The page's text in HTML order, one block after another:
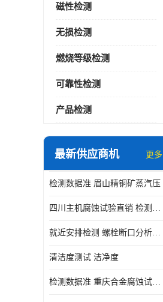
磁性检测
无损检测
燃烧等级检测
可靠性检测
产品检测
最新供应商机 更多
检测数据准 眉山精铜矿蒸汽压
四川主机腐蚀试验直销 检测数据准
就近安排检测 螺栓断口分析公司 断裂失效分析
清洁度测试 洁净度
检测数据准 重庆合金腐蚀试验厂商